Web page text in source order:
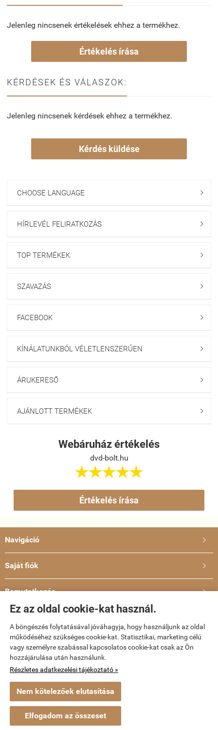
Ez az oldal cookie-kat használ.
A böngészés folytatásával jóváhagyja, hogy használjunk az oldal
működéséhez szükséges cookie-kat. Statisztikai, marketing célú
vagy személyre szabással kapcsolatos cookie-kat csak az Ön
hozzájárulása után használunk.
Részletes adatkezelési tájékoztató »
Nem kötelezőek elutasítása
Elfogadom az összeset
Jelenleg nincsenek értékelések ehhez a termékhez.
Értékelés írása
KÉRDÉSEK ÉS VÁLASZOK:
Jelenleg nincsenek kérdések ehhez a termékhez.
Kérdés küldése
CHOOSE LANGUAGE 
HÍRLEVÉL FELIRATKOZÁS 
TOP TERMÉKEK 
SZAVAZÁS 
FACEBOOK 
KÍNÁLATUNKBÓL VÉLETLENSZERŰEN 
ÁRUKERESŐ 
AJÁNLOTT TERMÉKEK 
Webáruház értékelés
dvd-bolt.hu

Értékelés írása
Navigáció 
Saját fiók 
Bemutatkozás 
dvd-bolt.hu -Kemény Gábor EV-ÁSZF-Adatkezelési tájékoztató
Webáruház készítés a StartÜzlettel.